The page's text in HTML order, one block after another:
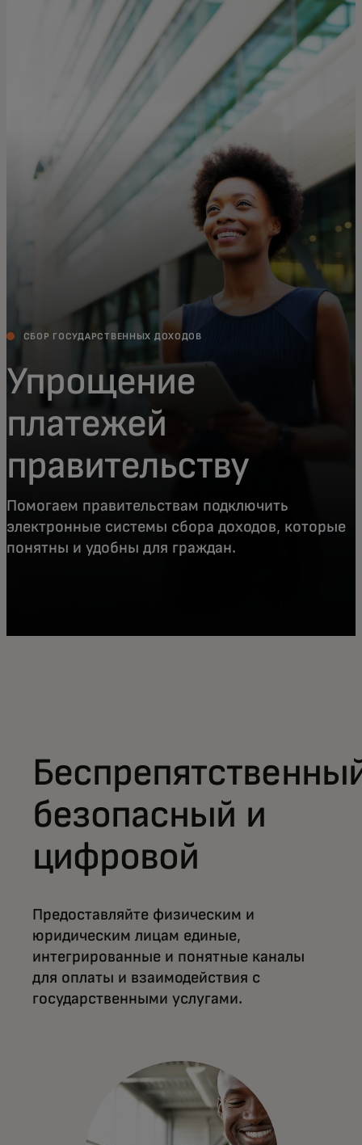
Для бизнеса
Для всего мира
Для новаторов
СБОР ГОСУДАРСТВЕННЫХ ДОХОДОВ
Упрощение
платежей
правительству
Помогаем правительствам подключить
электронные системы сбора доходов, которые
понятны и удобны для граждан.
безопасный и
цифровой
Предоставляйте физическим и
юридическим лицам единые,
интегрированные и понятные каналы
для оплаты и взаимодействия с
государственными услугами.